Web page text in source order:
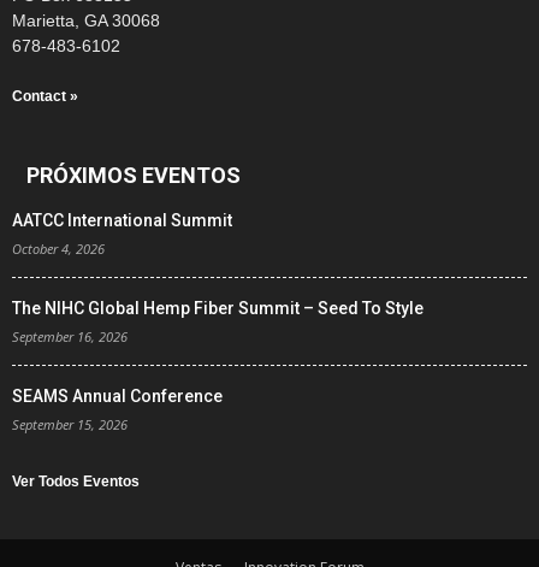
Marietta, GA 30068
678-483-6102
Contact »
PRÓXIMOS EVENTOS
AATCC International Summit
October 4, 2026
The NIHC Global Hemp Fiber Summit – Seed To Style
September 16, 2026
SEAMS Annual Conference
September 15, 2026
Ver Todos Eventos